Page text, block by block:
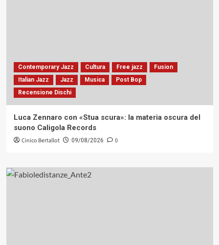
Contemporary Jazz Cultura Free jazz
Fusion
Italian Jazz
Jazz Musica
Post Bop
Recensione Dischi
Luca Zennaro con «Stua scura»: la materia oscura del
suono Caligola Records
Cinico Bertallot 09/08/2026 0